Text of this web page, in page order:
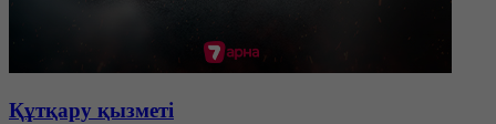
Құтқару қызметі